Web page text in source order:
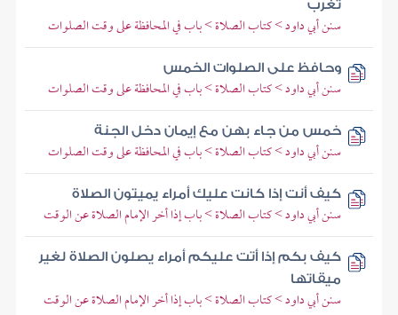
تغرب
سنن أبي داود > كتاب الصلاة > باب في المحافظة على وقت الصلوات
وحافظ على الصلوات الخمس
سنن أبي داود > كتاب الصلاة > باب في المحافظة على وقت الصلوات
خمس من جاء بهن مع إيمان دخل الجنة
سنن أبي داود > كتاب الصلاة > باب في المحافظة على وقت الصلوات
كيف أنت إذا كانت عليك أمراء يميتون الصلاة
سنن أبي داود > كتاب الصلاة > باب إذا أخر الإمام الصلاة عن الوقت
كيف بكم إذا أتت عليكم أمراء يصلون الصلاة لغير
ميقاتها
سنن أبي داود > كتاب الصلاة > باب إذا أخر الإمام الصلاة عن الوقت